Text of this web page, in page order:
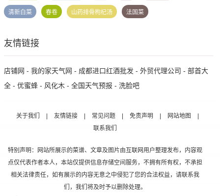
清新白菜 春卷 山药排骨枸杞汤 法国菜
友情链接
店铺网 - 我的家天气网 - 成都进口红酒批发 - 外贸代理公司 - 部首大
全 - 优蜜蜂 - 风化木 - 全国天气预报 - 洗脸吧
关于我们 | 友情链接 | 常见问题 | 免责声明 | 网站地图
|
联系我们
特别声明：网站所展示的菜谱、文章及图片由互联网用户整理发布，内容观
点仅代表作者本人，本站仅提供信息存储空间服务，不拥有所有权，不承担
相关法律责任，如有展示的内容无意之中侵犯了您的合法权益，请联系我
们，我们将及时予以删除处理。